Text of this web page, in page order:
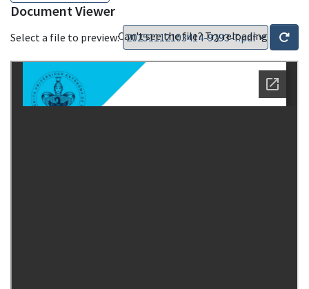
Document Viewer
Select a file to preview:Can't see the file? Try reloading